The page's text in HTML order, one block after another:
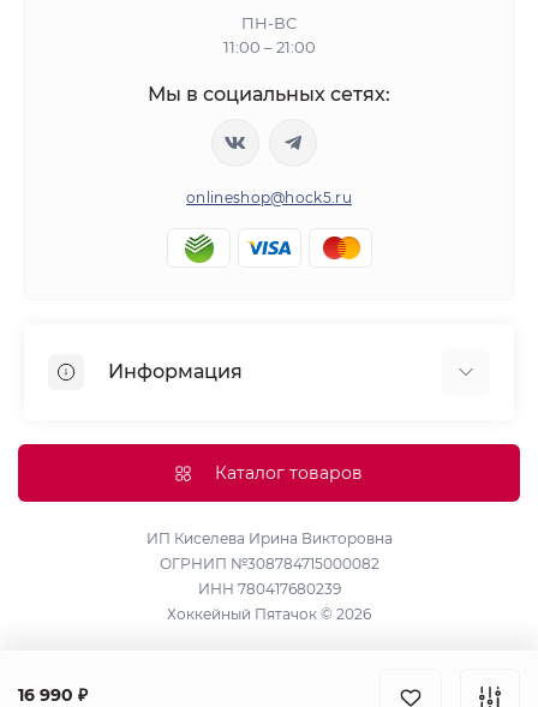
16 990 ₽
ПН-ВС
11:00 – 21:00
Мы в социальных сетях:
onlineshop@hock5.ru
Информация
Доставка
Политика конфиденциальности и обработки
персональных данных
Каталог товаров
ИП Киселева Ирина Викторовна
ОГРНИП №308784715000082
ИНН 780417680239
Хоккейный Пятачок © 2026